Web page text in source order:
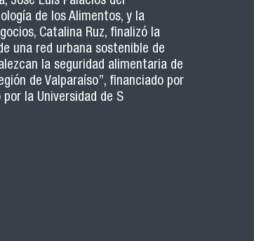
de los Alimentos, y la
Catalina Ruz, finalizó la
una red urbana sostenible de
la seguridad alimentaria de
de Valparaíso”, financiado por
la Universidad de S